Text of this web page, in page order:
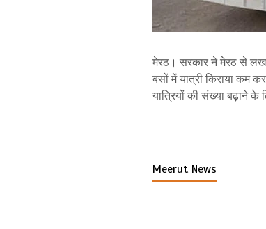
मेरठ। सरकार ने मेरठ से
बसों में यात्री किराया कम
यात्रियों की संख्या बढ़ाने के
Meerut News